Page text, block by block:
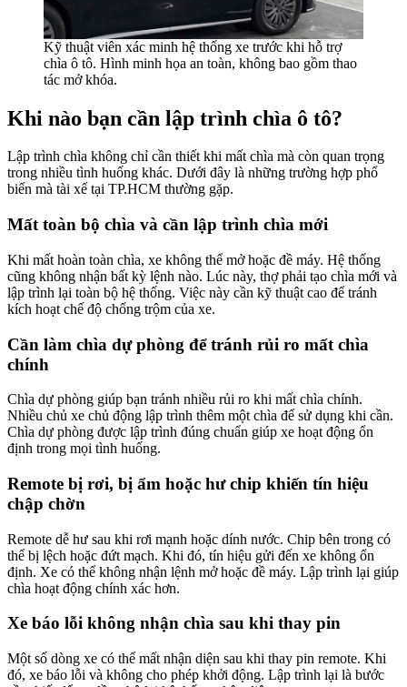
Kỹ thuật viên xác minh hệ thống xe trước khi hỗ trợ
chìa ô tô. Hình minh họa an toàn, không bao gồm thao
tác mở khóa.
Khi nào bạn cần lập trình chìa ô tô?
Lập trình chìa không chỉ cần thiết khi mất chìa mà còn quan trọng
trong nhiều tình huống khác. Dưới đây là những trường hợp phổ
biến mà tài xế tại TP.HCM thường gặp.
Mất toàn bộ chìa và cần lập trình chìa mới
Khi mất hoàn toàn chìa, xe không thể mở hoặc đề máy. Hệ thống
cũng không nhận bất kỳ lệnh nào. Lúc này, thợ phải tạo chìa mới và
lập trình lại toàn bộ hệ thống. Việc này cần kỹ thuật cao để tránh
kích hoạt chế độ chống trộm của xe.
Cần làm chìa dự phòng để tránh rủi ro mất chìa
chính
Chìa dự phòng giúp bạn tránh nhiều rủi ro khi mất chìa chính.
Nhiều chủ xe chủ động lập trình thêm một chìa để sử dụng khi cần.
Chìa dự phòng được lập trình đúng chuẩn giúp xe hoạt động ổn
định trong mọi tình huống.
Remote bị rơi, bị ẩm hoặc hư chip khiến tín hiệu
chập chờn
Remote dễ hư sau khi rơi mạnh hoặc dính nước. Chip bên trong có
thể bị lệch hoặc đứt mạch. Khi đó, tín hiệu gửi đến xe không ổn
định. Xe có thể không nhận lệnh mở hoặc đề máy. Lập trình lại giúp
chìa hoạt động chính xác hơn.
Xe báo lỗi không nhận chìa sau khi thay pin
Một số dòng xe có thể mất nhận diện sau khi thay pin remote. Khi
đó, xe báo lỗi và không cho phép khởi động. Lập trình lại là bước